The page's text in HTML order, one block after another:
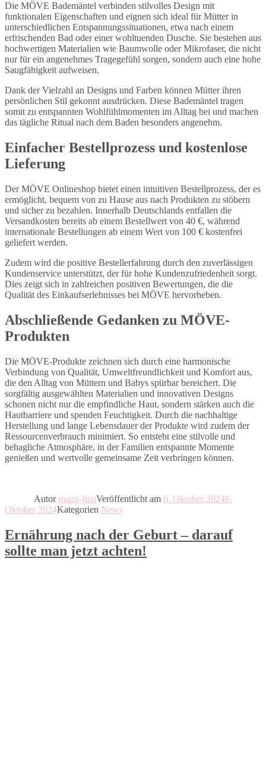
Die MÖVE Bademäntel verbinden stilvolles Design mit
funktionalen Eigenschaften und eignen sich ideal für Mütter in
unterschiedlichen Entspannungssituationen, etwa nach einem
erfrischenden Bad oder einer wohltuenden Dusche. Sie bestehen aus
hochwertigen Materialien wie Baumwolle oder Mikrofaser, die nicht
nur für ein angenehmes Tragegefühl sorgen, sondern auch eine hohe
Saugfähigkeit aufweisen.
Dank der Vielzahl an Designs und Farben können Mütter ihren
persönlichen Stil gekonnt ausdrücken. Diese Bademäntel tragen
somit zu entspannten Wohlfühlmomenten im Alltag bei und machen
das tägliche Ritual nach dem Baden besonders angenehm.
Einfacher Bestellprozess und kostenlose
Lieferung
Der MÖVE Onlineshop bietet einen intuitiven Bestellprozess, der es
ermöglicht, bequem von zu Hause aus nach Produkten zu stöbern
und sicher zu bezahlen. Innerhalb Deutschlands entfallen die
Versandkosten bereits ab einem Bestellwert von 40 €, während
internationale Bestellungen ab einem Wert von 100 € kostenfrei
geliefert werden.
Zudem wird die positive Bestellerfahrung durch den zuverlässigen
Kundenservice unterstützt, der für hohe Kundenzufriedenheit sorgt.
Dies zeigt sich in zahlreichen positiven Bewertungen, die die
Qualität des Einkaufserlebnisses bei MÖVE hervorheben.
Abschließende Gedanken zu MÖVE-
Produkten
Die MÖVE-Produkte zeichnen sich durch eine harmonische
Verbindung von Qualität, Umweltfreundlichkeit und Komfort aus,
die den Alltag von Müttern und Babys spürbar bereichert. Die
sorgfältig ausgewählten Materialien und innovativen Designs
schonen nicht nur die empfindliche Haut, sondern stärken auch die
Hautbarriere und spenden Feuchtigkeit. Durch die nachhaltige
Herstellung und lange Lebensdauer der Produkte wird zudem der
Ressourcenverbrauch minimiert. So entsteht eine stilvolle und
behagliche Atmosphäre, in der Familien entspannte Momente
genießen und wertvolle gemeinsame Zeit verbringen können.
Autor mami-firstVeröffentlicht am 6. Oktober 20246.
Oktober 2024Kategorien News
Ernährung nach der Geburt – darauf
sollte man jetzt achten!